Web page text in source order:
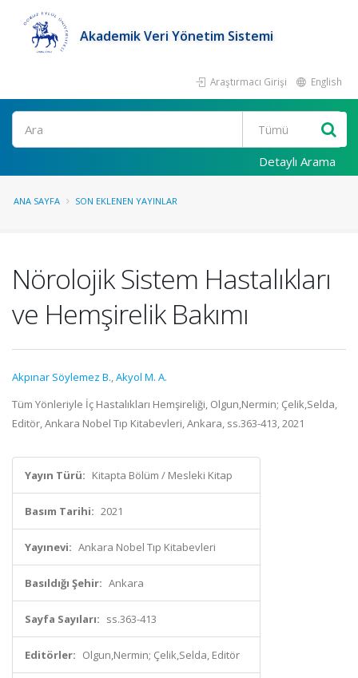
Akademik Veri Yönetim Sistemi
Araştırmacı Girişi English
Ara
Detaylı Arama
ANA SAYFA SON EKLENEN YAYINLAR
Nörolojik Sistem Hastalıkları
ve Hemşirelik Bakımı
Akpınar Söylemez B.,Akyol M. A.
Tüm Yönleriyle İç Hastalıkları Hemşireliği, Olgun,Nermin; Çelik,Selda,
Editör, Ankara Nobel Tıp Kitabevleri, Ankara, ss.363-413, 2021
Yayın Türü: Kitapta Bölüm / Mesleki Kitap
Basım Tarihi: 2021
Yayınevi: Ankara Nobel Tıp Kitabevleri
Basıldığı Şehir: Ankara
Sayfa Sayıları: ss.363-413
Editörler: Olgun,Nermin; Çelik,Selda, Editör